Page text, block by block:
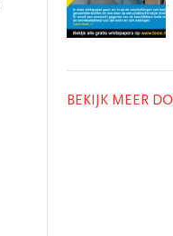
BEKIJK MEER